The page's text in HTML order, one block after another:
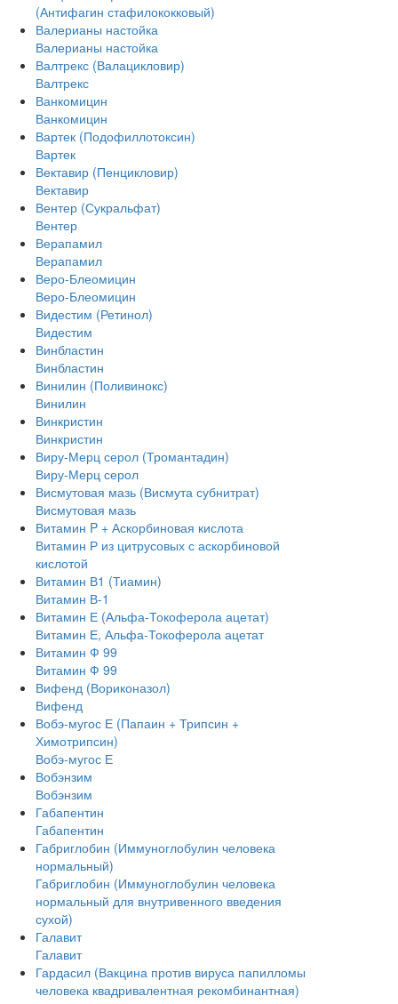
(Антифагин стафилококковый)
Валерианы настойка
Валерианы настойка
Валтрекс (Валацикловир)
Валтрекс
Ванкомицин
Ванкомицин
Вартек (Подофиллотоксин)
Вартек
Вектавир (Пенцикловир)
Вектавир
Вентер (Сукральфат)
Вентер
Верапамил
Верапамил
Веро-Блеомицин
Веро-Блеомицин
Видестим (Ретинол)
Видестим
Винбластин
Винбластин
Винилин (Поливинокс)
Винилин
Винкристин
Винкристин
Виру-Мерц серол (Тромантадин)
Виру-Мерц серол
Висмутовая мазь (Висмута субнитрат)
Висмутовая мазь
Витамин P + Аскорбиновая кислота
Витамин Р из цитрусовых с аскорбиновой
кислотой
Витамин В1 (Тиамин)
Витамин В-1
Витамин Е (Альфа-Токоферола ацетат)
Витамин Е, Альфа-Токоферола ацетат
Витамин Ф 99
Витамин Ф 99
Вифенд (Вориконазол)
Вифенд
Вобэ-мугос Е (Папаин + Трипсин +
Химотрипсин)
Вобэ-мугос Е
Вобэнзим
Вобэнзим
Габапентин
Габапентин
Габриглобин (Иммуноглобулин человека
нормальный)
Габриглобин (Иммуноглобулин человека
нормальный для внутривенного введения
сухой)
Галавит
Галавит
Гардасил (Вакцина против вируса папилломы
человека квадривалентная рекомбинантная)